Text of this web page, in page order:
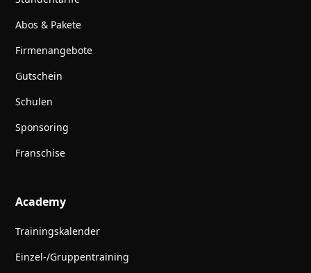
Abos & Pakete
Firmenangebote
Gutschein
Schulen
Sponsoring
Franschise
Academy
Trainingskalender
Einzel-/Gruppentraining